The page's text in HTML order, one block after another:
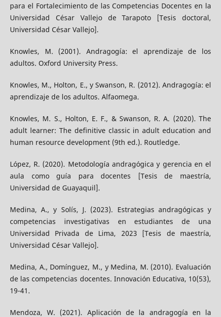
para el Fortalecimiento de las Competencias Docentes en la
Universidad César Vallejo de Tarapoto [Tesis doctoral,
Universidad César Vallejo].
Knowles, M. (2001). Andragogía: el aprendizaje de los
adultos. Oxford University Press.
Knowles, M., Holton, E., y Swanson, R. (2012). Andragogía: el
aprendizaje de los adultos. Alfaomega.
Knowles, M. S., Holton, E. F., & Swanson, R. A. (2020). The
adult learner: The definitive classic in adult education and
human resource development (9th ed.). Routledge.
López, R. (2020). Metodología andragógica y gerencia en el
aula como guía para docentes [Tesis de maestría,
Universidad de Guayaquil].
Medina, A., y Solís, J. (2023). Estrategias andragógicas y
competencias investigativas en estudiantes de una
Universidad Privada de Lima, 2023 [Tesis de maestría,
Universidad César Vallejo].
Medina, A., Domínguez, M., y Medina, M. (2010). Evaluación
de las competencias docentes. Innovación Educativa, 10(53),
19-41.
Mendoza, W. (2021). Aplicación de la andragogía en la